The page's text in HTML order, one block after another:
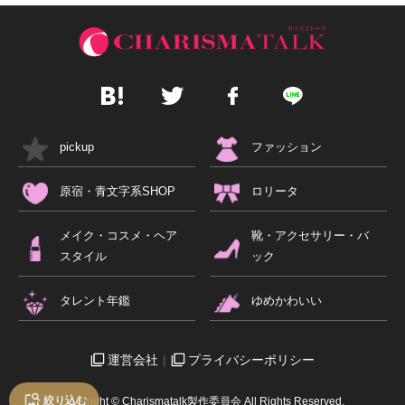
絞り込む
pickup ファッション
原宿・青文字系SHOP ロリータ
メイク・コスメ・ヘア
スタイル
靴・アクセサリー・バ
ック
タレント年鑑 ゆめかわいい
運営会社 プライバシーポリシー
Copyright © Charismatalk製作委員会 All Rights Reserved.